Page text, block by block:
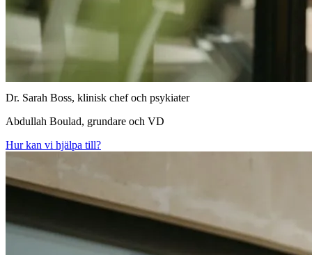
Dr. Sarah Boss, klinisk chef och psykiater
Abdullah Boulad, grundare och VD
Hur kan vi hjälpa till?